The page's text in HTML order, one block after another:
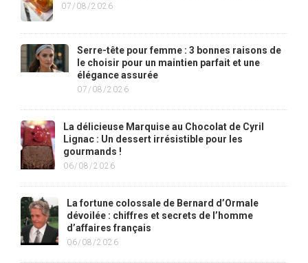
07/08/2026
Serre-tête pour femme : 3 bonnes raisons de
le choisir pour un maintien parfait et une
élégance assurée
07/08/2026
La délicieuse Marquise au Chocolat de Cyril
Lignac : Un dessert irrésistible pour les
gourmands !
06/08/2026
La fortune colossale de Bernard d’Ormale
dévoilée : chiffres et secrets de l’homme
d’affaires français
06/08/2026